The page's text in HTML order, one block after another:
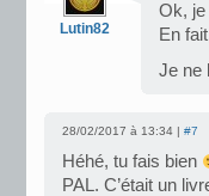
Lutin82
Ok, je
En
Je ne
28/02/2017 à 13:34 | #7
Héhé, tu fais bien
PAL. C’était un